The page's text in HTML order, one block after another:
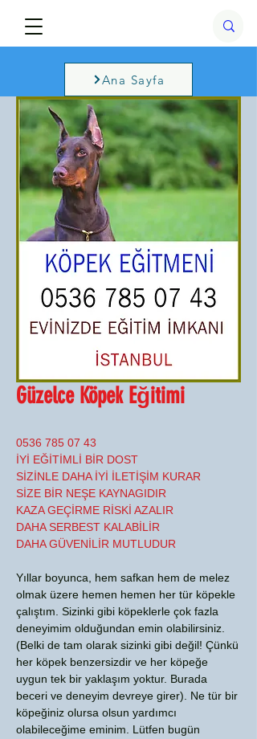
Ana Sayfa
Güzelce Köpek Eğitimi
0536 785 07 43
İYİ EĞİTİMLİ BİR DOST
SİZİNLE DAHA İYİ İLETİŞİM KURAR
SİZE BİR NEŞE KAYNAGIDIR
KAZA GEÇİRME RİSKİ AZALIR
DAHA SERBEST KALABİLİR
DAHA GÜVENİLİR MUTLUDUR
Yıllar boyunca, hem safkan hem de melez
olmak üzere hemen hemen her tür köpekle
çalıştım. Sizinki gibi köpeklerle çok fazla
deneyimim olduğundan emin olabilirsiniz.
(Belki de tam olarak sizinki gibi değil! Çünkü
her köpek benzersizdir ve her köpeğe
uygun tek bir yaklaşım yoktur. Burada
beceri ve deneyim devreye girer). Ne tür bir
köpeğiniz olursa olsun yardımcı
olabileceğime eminim. Lütfen bugün